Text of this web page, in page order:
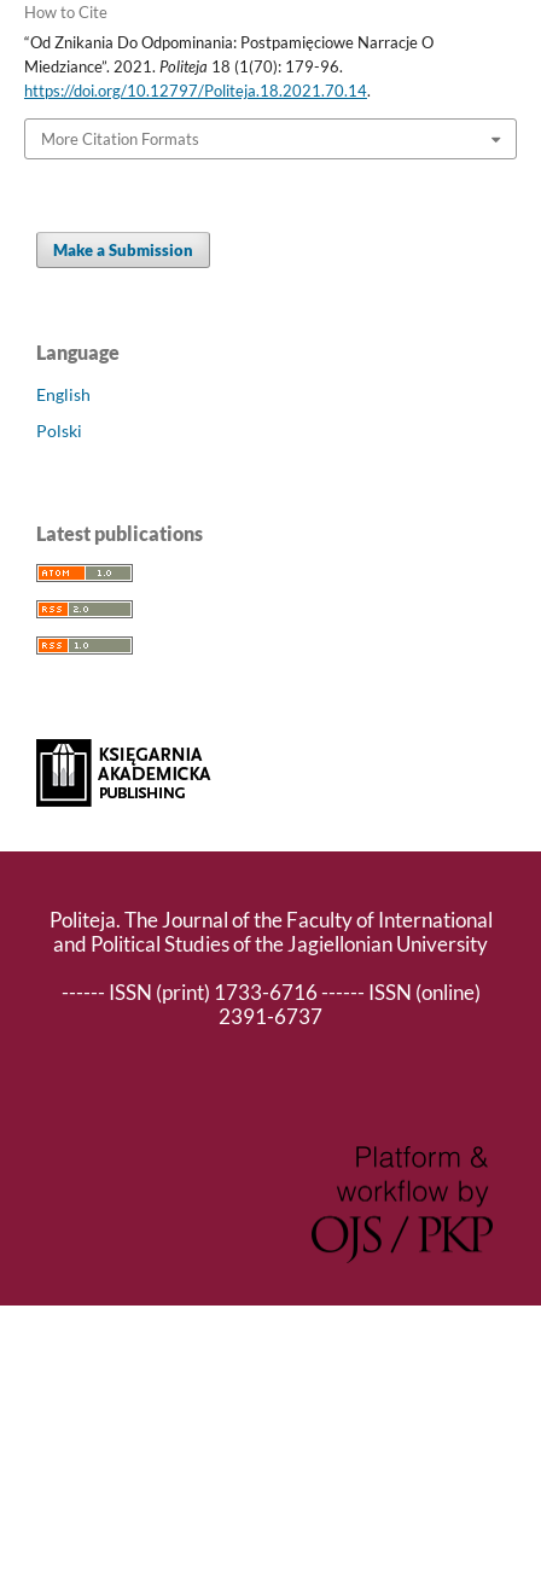
How to Cite
“Od Znikania Do Odpominania: Postpamięciowe Narracje O
Miedziance”. 2021. Politeja 18 (1(70): 179-96.
https://doi.org/10.12797/Politeja.18.2021.70.14.
More Citation Formats
Make a Submission
Language
English
Polski
Latest publications
Politeja. The Journal of the Faculty of International
and Political Studies of the Jagiellonian University
------ ISSN (print) 1733-6716 ------ ISSN (online)
2391-6737